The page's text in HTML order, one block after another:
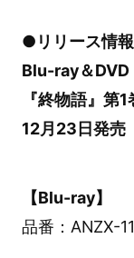
●リリース情報
Blu-ray＆DVD
『終物語』第1
12月23日発売
【Blu-ray】
品番：ANZX-